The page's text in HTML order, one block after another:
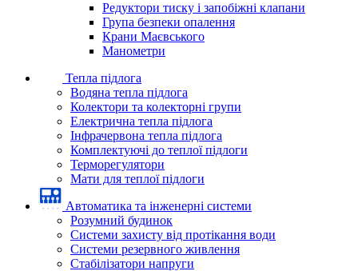
Редуктори тиску і запобіжні клапани
Група безпеки опалення
Крани Маєвського
Манометри
Тепла підлога
Водяна тепла підлога
Колектори та колекторні групи
Електрична тепла підлога
Інфрачервона тепла підлога
Комплектуючі до теплої підлоги
Терморегулятори
Мати для теплої підлоги
Автоматика та інженерні системи
Розумний будинок
Системи захисту від протікання води
Системи резервного живлення
Стабілізатори напруги